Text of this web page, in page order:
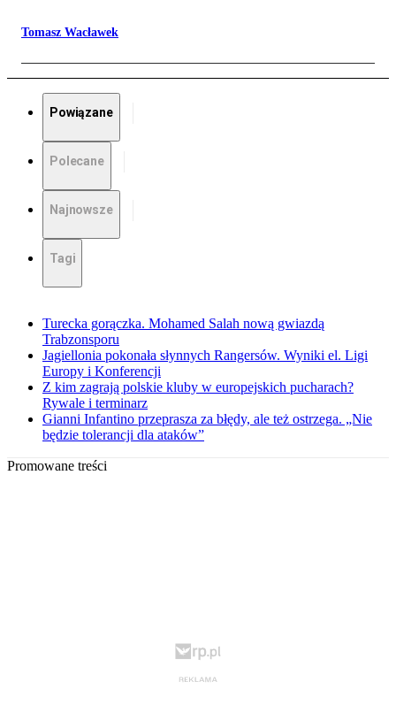
Tomasz Wacławek
Powiązane
Polecane
Najnowsze
Tagi
Turecka gorączka. Mohamed Salah nową gwiazdą
Trabzonsporu
Jagiellonia pokonała słynnych Rangersów. Wyniki el. Ligi
Europy i Konferencji
Z kim zagrają polskie kluby w europejskich pucharach?
Rywale i terminarz
Gianni Infantino przeprasza za błędy, ale też ostrzega. „Nie
będzie tolerancji dla ataków”
Promowane treści